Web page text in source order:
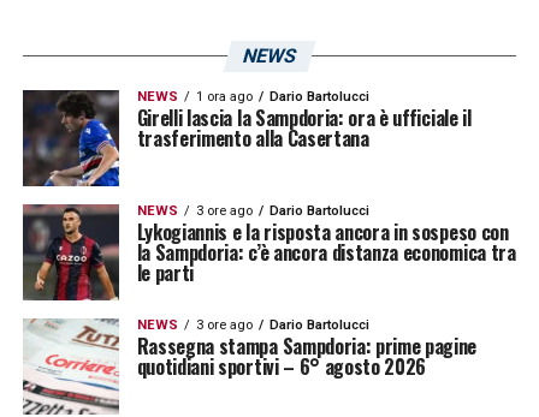
NEWS
NEWS 1 ora ago Dario Bartolucci
Girelli lascia la Sampdoria: ora è ufficiale il
trasferimento alla Casertana
NEWS 3 ore ago Dario Bartolucci
Lykogiannis e la risposta ancora in sospeso con
la Sampdoria: c’è ancora distanza economica tra
le parti
NEWS 3 ore ago Dario Bartolucci
Rassegna stampa Sampdoria: prime pagine
quotidiani sportivi – 6° agosto 2026